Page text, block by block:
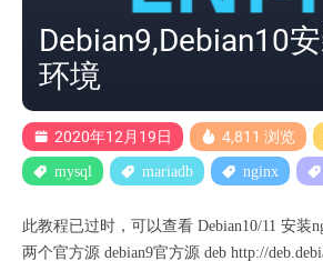
Debian9,Debian10
环境
2020年12月19日 4,811 浏览
mysql mariadb nginx
此教程已过时，可以查看 Debian10/11 安装
两个官方源 debian9官方源 deb http://